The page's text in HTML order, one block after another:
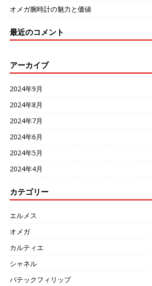
オメガ腕時計の魅力と価値
最近のコメント
アーカイブ
2024年9月
2024年8月
2024年7月
2024年6月
2024年5月
2024年4月
カテゴリー
エルメス
オメガ
カルティエ
シャネル
パテックフィリップ